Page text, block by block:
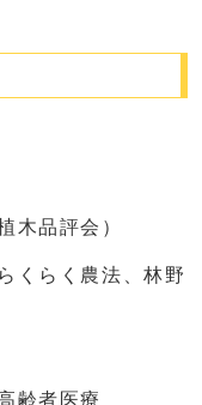
木品評会）
くらく農法、林野
齢者医療